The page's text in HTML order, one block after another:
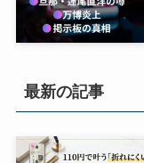
最新の記事